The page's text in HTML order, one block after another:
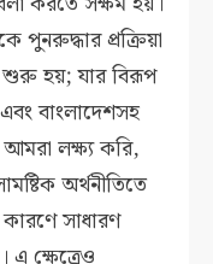
পুনরুদ্ধার প্রক্রিয়া
শুরু হয়; যার বিরূপ
বাংলাদেশসহ
লক্ষ্য করি,
অর্থনীতিতে
সাধারণ